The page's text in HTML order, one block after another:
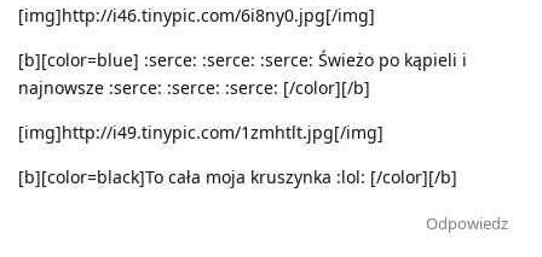
[img]http://i46.tinypic.com/6i8ny0.jpg[/img]
[b][color=blue] :serce: :serce: :serce: Świeżo po kąpieli i
najnowsze :serce: :serce: :serce: [/color][/b]
[img]http://i49.tinypic.com/1zmhtlt.jpg[/img]
[b][color=black]To cała moja kruszynka :lol: [/color][/b]
Odpowiedz